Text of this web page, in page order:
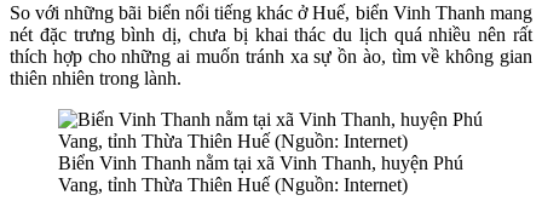
So với những bãi biển nổi tiếng khác ở Huế, biển Vinh Thanh mang
nét đặc trưng bình dị, chưa bị khai thác du lịch quá nhiều nên rất
thích hợp cho những ai muốn tránh xa sự ồn ào, tìm về không gian
thiên nhiên trong lành.
Biển Vinh Thanh nằm tại xã Vinh Thanh, huyện Phú
Vang, tỉnh Thừa Thiên Huế (Nguồn: Internet)